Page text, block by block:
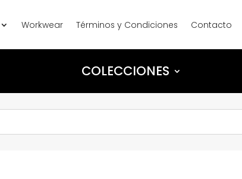
Workwear Términos y Condiciones Contacto
COLECCIONES